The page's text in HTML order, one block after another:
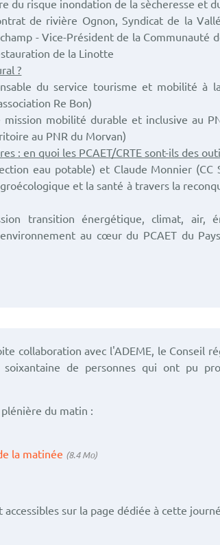
du risque inondation de la sècheresse et
de rivière Ognon, Syndicat de la
- Vice-Président de la Communauté
de la Linotte
?
du service tourisme et mobilité à
Re Bon)
mobilité durable et inclusive au
au PNR du Morvan)
: en quoi les PCAET/CRTE sont-ils des
eau potable) et Claude Monnier (CC
et la santé à travers la
transition énergétique, climat, air,
au cœur du PCAET du
collaboration avec l'ADEME, le Conseil
de personnes qui ont pu
du matin :
la matinée (8.4 Mo)
sur la page dédiée à cette